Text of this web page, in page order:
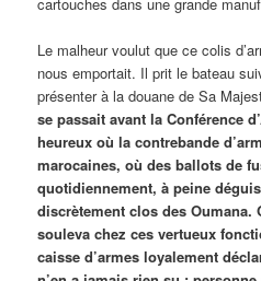
Le malheur voulut que ce colis
nous emportait. Il prit le bateau
présenter à la douane de Sa
se passait avant la Conférence
heureux où la contrebande
marocaines, où des ballots de
quotidiennement, à peine
discrètement clos des Oumana.
souleva chez ces vertueux
caisse d’armes loyalement